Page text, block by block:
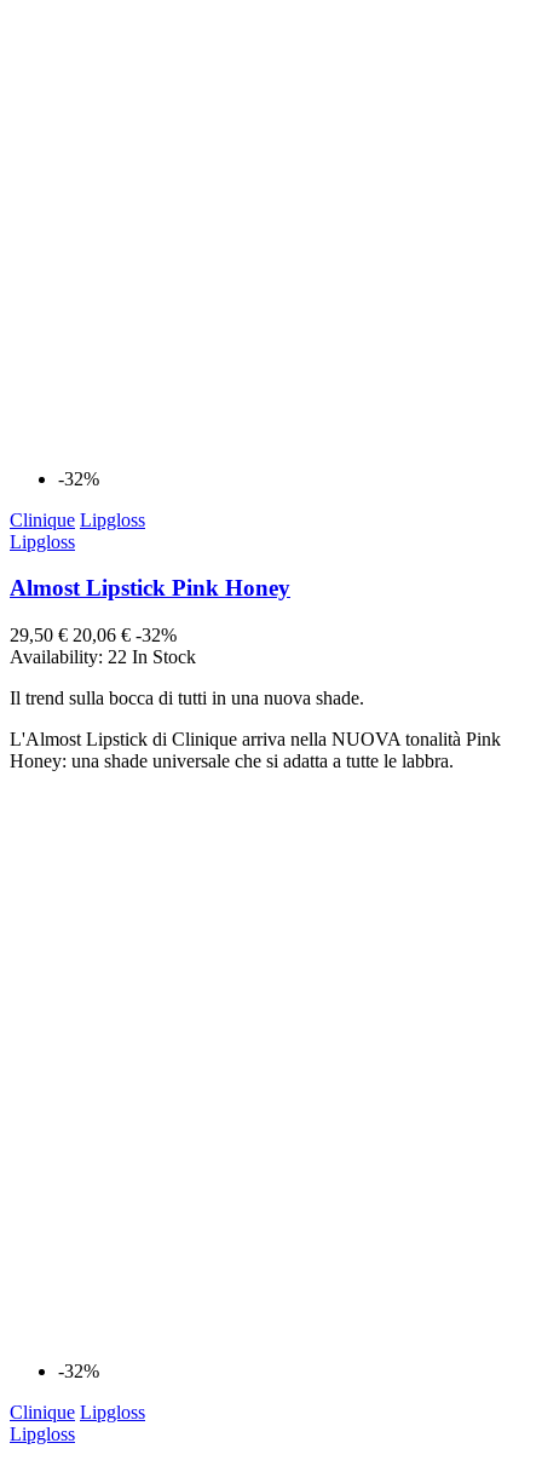
-32%
Clinique Lipgloss
Lipgloss
Almost Lipstick Pink Honey
29,50 € 20,06 € -32%
Availability: 22 In Stock
Il trend sulla bocca di tutti in una nuova shade.
L'Almost Lipstick di Clinique arriva nella NUOVA tonalità Pink
Honey: una shade universale che si adatta a tutte le labbra.
-32%
Clinique Lipgloss
Lipgloss